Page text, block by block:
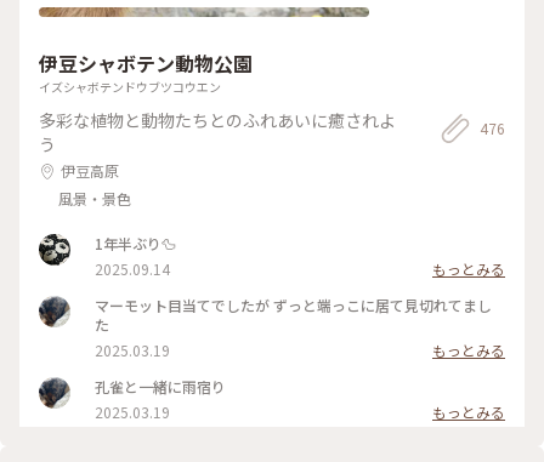
伊豆シャボテン動物公園
イズシャボテンドウブツコウエン
多彩な植物と動物たちとのふれあいに癒されよ
う
伊豆高原
風景・景色
476
1年半ぶり🦆
2025.09.14
もっとみる
マーモット目当てでしたが ずっと端っこに居て見切れてまし
た
2025.03.19
もっとみる
孔雀と一緒に雨宿り
2025.03.19
もっとみる